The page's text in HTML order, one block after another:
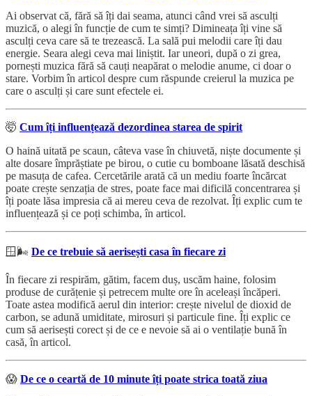
Ai observat că, fără să îți dai seama, atunci când vrei să asculți
muzică, o alegi în funcție de cum te simți? Dimineața îți vine să
asculți ceva care să te trezească. La sală pui melodii care îți dau
energie. Seara alegi ceva mai liniștit. Iar uneori, după o zi grea,
pornești muzica fără să cauți neapărat o melodie anume, ci doar o
stare. Vorbim în articol despre cum răspunde creierul la muzica pe
care o asculți și care sunt efectele ei.
🤯 Cum îți influențează dezordinea starea de spirit
O haină uitată pe scaun, câteva vase în chiuvetă, niște documente și
alte dosare împrăștiate pe birou, o cutie cu bomboane lăsată deschisă
pe masuța de cafea. Cercetările arată că un mediu foarte încărcat
poate crește senzația de stres, poate face mai dificilă concentrarea și
îți poate lăsa impresia că ai mereu ceva de rezolvat. Îți explic cum te
influențează și ce poți schimba, în articol.
🪟🌬️ De ce trebuie să aerisești casa în fiecare zi
În fiecare zi respirăm, gătim, facem duș, uscăm haine, folosim
produse de curățenie și petrecem multe ore în aceleași încăperi.
Toate astea modifică aerul din interior: crește nivelul de dioxid de
carbon, se adună umiditate, mirosuri și particule fine. Îți explic ce
cum să aerisești corect și de ce e nevoie să ai o ventilație bună în
casă, în articol.
😱 De ce o ceartă de 10 minute îți poate strica toată ziua